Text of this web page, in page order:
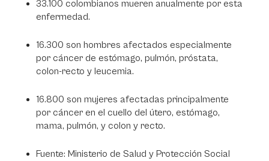
33.100 colombianos mueren anualmente por esta
enfermedad.
16.300 son hombres afectados especialmente
por cáncer de estómago, pulmón, próstata,
colon-recto y leucemia.
16.800 son mujeres afectadas principalmente
por cáncer en el cuello del útero, estómago,
mama, pulmón, y colon y recto.
Fuente: Ministerio de Salud y Protección Social